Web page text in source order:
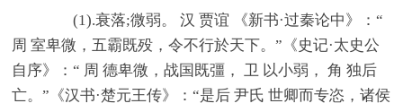
(1).衰落;微弱。 汉 贾谊 《新书·过秦论中》：“
周 室卑微，五霸既殁，令不行於天下。”《史记·太史公
自序》：“ 周 德卑微，战国既彊， 卫 以小弱， 角 独后
亡。”《汉书·楚元王传》：“是后 尹氏 世卿而专恣，诸侯